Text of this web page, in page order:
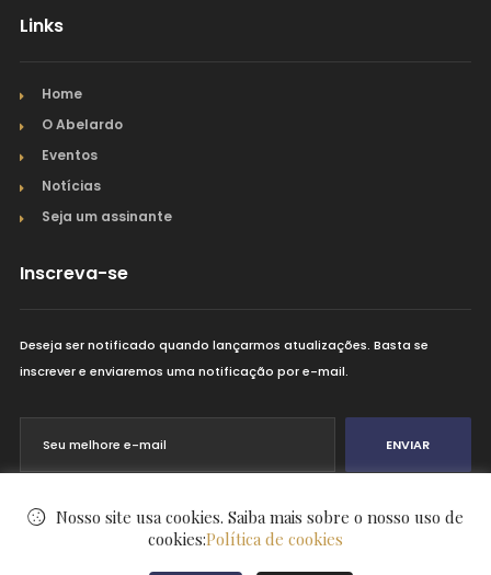
Links
Home
O Abelardo
Eventos
Notícias
Seja um assinante
Inscreva-se
Deseja ser notificado quando lançarmos atualizações. Basta se
inscrever e enviaremos uma notificação por e-mail.
ENVIAR
Nosso site usa cookies. Saiba mais sobre o nosso uso de
cookies:Política de cookies